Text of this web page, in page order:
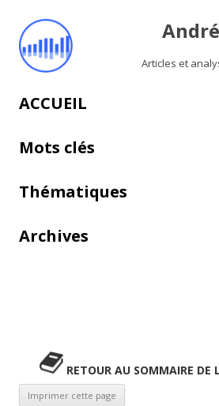
Articles et
Aller au contenu
ACCUEIL
Mots clés
Thématiques
Archives
RETOUR AU SOMMAIRE DE